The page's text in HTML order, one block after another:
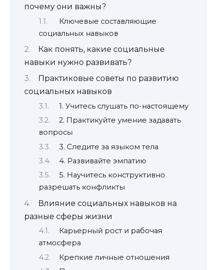
почему они важны?
Ключевые составляющие
социальных навыков
Как понять, какие социальные
навыки нужно развивать?
Практиковые советы по развитию
социальных навыков
1. Учитесь слушать по-настоящему
2. Практикуйте умение задавать
вопросы
3. Следите за языком тела
4. Развивайте эмпатию
5. Научитесь конструктивно
разрешать конфликты
Влияние социальных навыков на
разные сферы жизни
Карьерный рост и рабочая
атмосфера
Крепкие личные отношения